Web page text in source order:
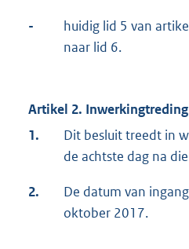
-
huidig lid 5 van
naar lid 6.
Artikel 2. Inwerkingtreding
1.
Dit besluit treedt in
de achtste dag na
2.
De datum van
oktober 2017.